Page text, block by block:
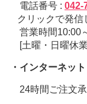
電話番号 : 042-
クリックで発信
営業時間10:00
[土曜・日曜休
・インターネット
24時間ご注文承